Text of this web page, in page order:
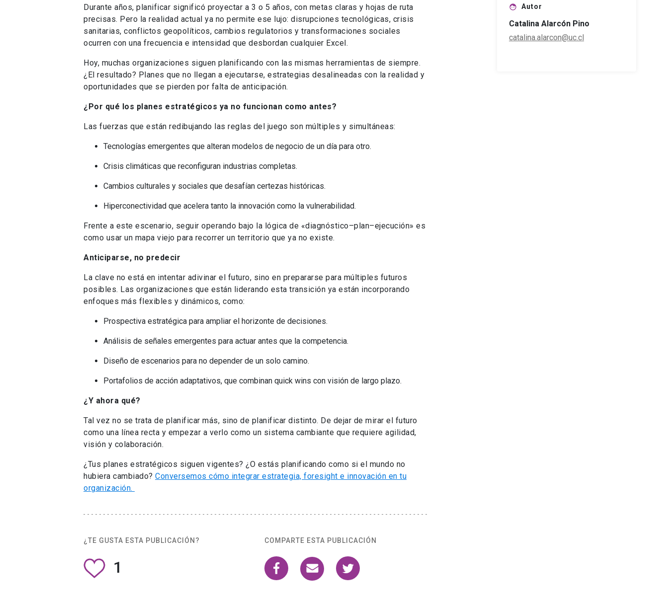
Durante años, planificar significó proyectar a 3 o 5 años, con metas claras y hojas de ruta
precisas. Pero la realidad actual ya no permite ese lujo: disrupciones tecnológicas, crisis
sanitarias, conflictos geopolíticos, cambios regulatorios y transformaciones sociales
ocurren con una frecuencia e intensidad que desbordan cualquier Excel.
Hoy, muchas organizaciones siguen planificando con las mismas herramientas de siempre.
¿El resultado? Planes que no llegan a ejecutarse, estrategias desalineadas con la realidad y
oportunidades que se pierden por falta de anticipación.
¿Por qué los planes estratégicos ya no funcionan como antes?
Las fuerzas que están redibujando las reglas del juego son múltiples y simultáneas:
Tecnologías emergentes que alteran modelos de negocio de un día para otro.
Crisis climáticas que reconfiguran industrias completas.
Cambios culturales y sociales que desafían certezas históricas.
Hiperconectividad que acelera tanto la innovación como la vulnerabilidad.
Frente a este escenario, seguir operando bajo la lógica de «diagnóstico–plan–ejecución» es
como usar un mapa viejo para recorrer un territorio que ya no existe.
Anticiparse, no predecir
La clave no está en intentar adivinar el futuro, sino en prepararse para múltiples futuros
posibles. Las organizaciones que están liderando esta transición ya están incorporando
enfoques más flexibles y dinámicos, como:
Prospectiva estratégica para ampliar el horizonte de decisiones.
Análisis de señales emergentes para actuar antes que la competencia.
Diseño de escenarios para no depender de un solo camino.
Portafolios de acción adaptativos, que combinan quick wins con visión de largo plazo.
¿Y ahora qué?
Tal vez no se trata de planificar más, sino de planificar distinto. De dejar de mirar el futuro
como una línea recta y empezar a verlo como un sistema cambiante que requiere agilidad,
visión y colaboración.
¿Tus planes estratégicos siguen vigentes? ¿O estás planificando como si el mundo no
hubiera cambiado? Conversemos cómo integrar estrategia, foresight e innovación en tu
organización.
¿TE GUSTA ESTA PUBLICACIÓN?
1
COMPARTE ESTA PUBLICACIÓN
face Autor
Catalina Alarcón Pino
catalina.alarcon@uc.cl